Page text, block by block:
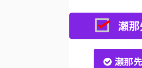
瀬
瀬那